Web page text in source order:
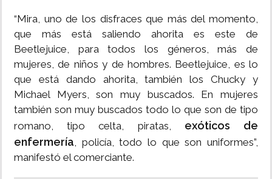
“Mira, uno de los disfraces que más del momento,
que más está saliendo ahorita es este de
Beetlejuice, para todos los géneros, más de
mujeres, de niños y de hombres. Beetlejuice, es lo
que está dando ahorita, también los Chucky y
Michael Myers, son muy buscados. En mujeres
también son muy buscados todo lo que son de tipo
romano, tipo celta, piratas, exóticos de
enfermería, policía, todo lo que son uniformes”,
manifestó el comerciante.